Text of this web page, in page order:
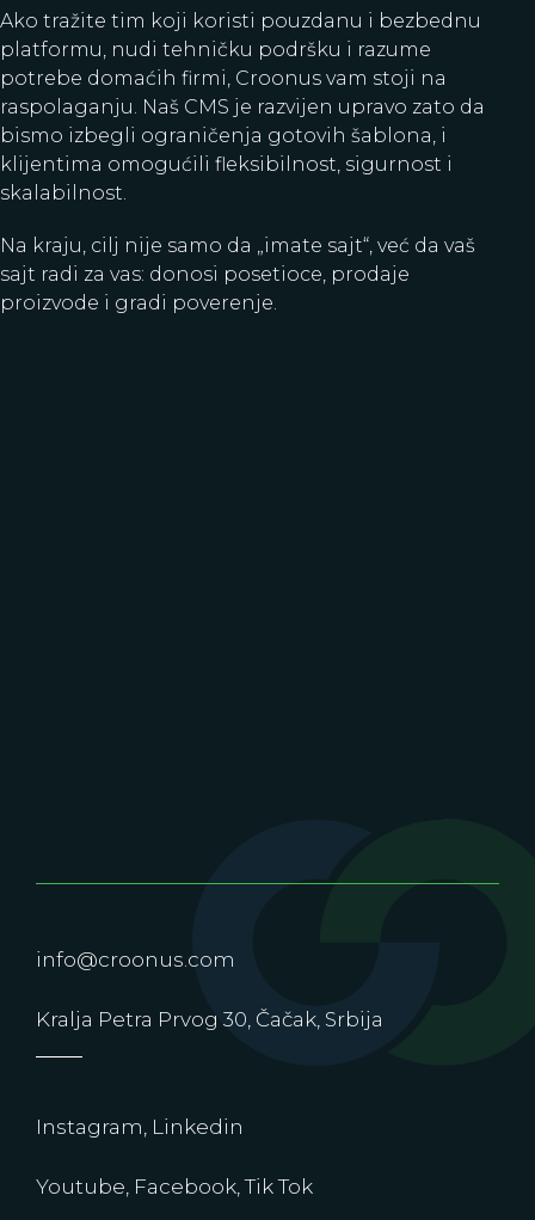
Ako tražite tim koji koristi pouzdanu i bezbednu
platformu, nudi tehničku podršku i razume
potrebe domaćih firmi, Croonus vam stoji na
raspolaganju. Naš CMS je razvijen upravo zato da
bismo izbegli ograničenja gotovih šablona, i
klijentima omogućili fleksibilnost, sigurnost i
skalabilnost.
Na kraju, cilj nije samo da „imate sajt“, već da vaš
sajt radi za vas: donosi posetioce, prodaje
proizvode i gradi poverenje.
info@croonus.com
Kralja Petra Prvog 30, Čačak, Srbija
Instagram, Linkedin
Youtube, Facebook, Tik Tok